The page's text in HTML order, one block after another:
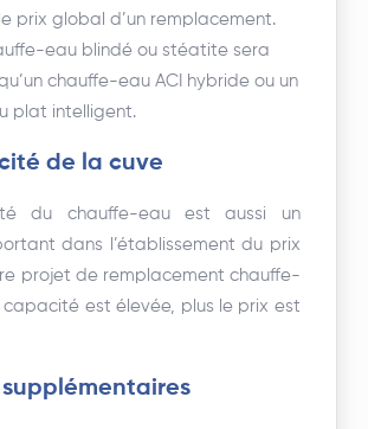
prix global d’un remplacement.
eau blindé ou stéatite sera
chauffe-eau ACI hybride ou un
plat intelligent.
de la cuve
du chauffe-eau est aussi un
dans l’établissement du prix
projet de remplacement chauffe-
capacité est élevée, plus le prix est